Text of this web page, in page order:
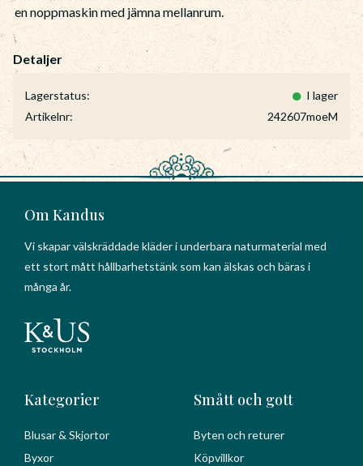
Lagerstatus
I lager
Artikelnr
242607moeM
en noppmaskin med jämna mellanrum.
Om Kandus
Vi skapar välskräddade kläder i underbara naturmaterial med
ett stort mått hållbarhetstänk som kan älskas och bäras i
många år.
Kategorier
Blusar & Skjortor
Byxor
Smått och gott
Byten och returer
Köpvillkor